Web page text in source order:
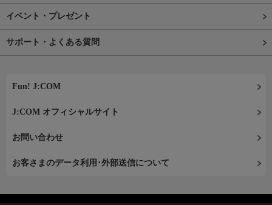
イベント・プレゼント
サポート・よくある質問
Fun! J:COM
J:COM オフィシャルサイト
お問い合わせ
お客さまのデータ利用･外部送信について